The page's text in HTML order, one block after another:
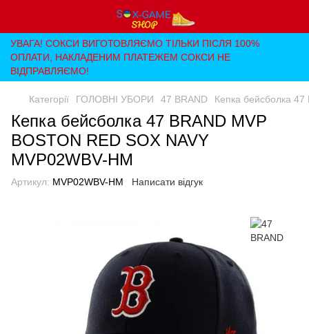
УВАГА! СОКСИ ВИГОТОВЛЯЄМО ТІЛЬКИ ПІСЛЯ 100%
ОПЛАТИ, НАКЛАДЕНИМ ПЛАТЕЖЕМ СОКСИ НЕ
ВІДПРАВЛЯЄМО!
Категорії ГОЛОВНІ УБОРИ 47 BRAND Кепка бейсболка 47
Кепка бейсболка 47 BRAND MVP
BOSTON RED SOX NAVY
MVP02WBV-HM
Артикул: MVP02WBV-HM Написати відгук